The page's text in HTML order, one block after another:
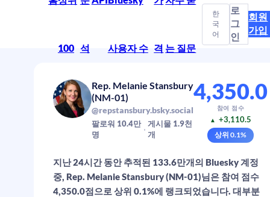
100 석 사용자 수 격 는 질문
한
국
어
로
그
인
회원
가입
Rep. Melanie Stansbury
(NM-01)
@repstansbury.bsky.social
팔로워 10.4만
명
게시물 1.9천
개
4,350.0
참여 점수
▲ +3,110.5
상위 0.1%
지난 24시간 동안 추적된 133.6만개의 Bluesky 계정
중, Rep. Melanie Stansbury (NM-01)님은 참여 점수
4,350.0점으로 상위 0.1%에 랭크되었습니다. 대부분